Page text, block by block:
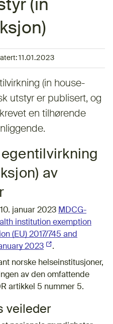
(in
11.01.2023
(in house-
utstyr er publisert, og
en tilhørende
av
januar 2023 MDCG-
institution exemption
(EU) 2017/745 and
2023 (Ekstern lenke)
.
norske helseinstitusjoner,
av den omfattende
artikkel 5 nummer 5.
veileder